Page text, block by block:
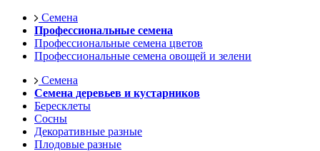
Семена
Профессиональные семена
Профессиональные семена цветов
Профессиональные семена овощей и зелени
Семена
Семена деревьев и кустарников
Бересклеты
Сосны
Декоративные разные
Плодовые разные